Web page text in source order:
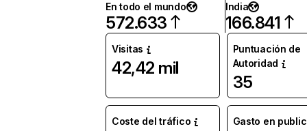
En todo el mundo
572.633
India
166.841
Visitas
42,42 mil
Puntuación de
Autoridad
35
Coste del tráfico Gasto en